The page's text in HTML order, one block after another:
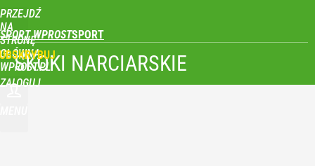
PRZEJDŹ
NA
STRONĘ
GŁÓWNĄ
WPROST.PL
SPORT WPROST
ZALOGUJ
SKOKI NARCIARSKIE